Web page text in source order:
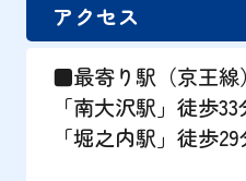
アクセス
■最寄り駅（京王線）
「南大沢駅」徒歩33
「堀之内駅」徒歩29